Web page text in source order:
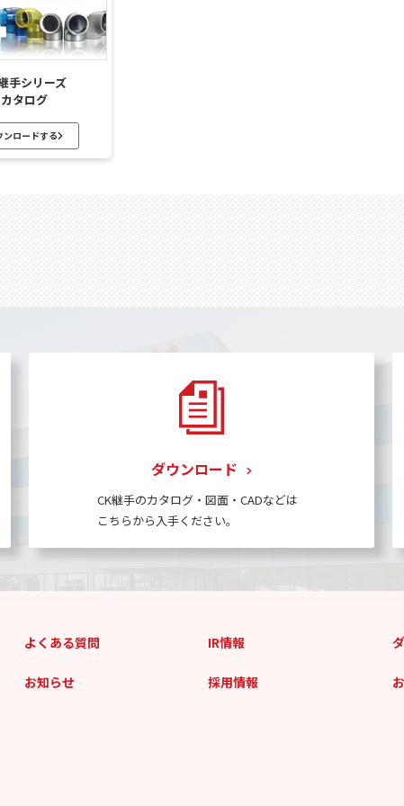
手シリーズ
カタログ
ンロードする
ダウンロード
CK継手のカタログ・図面・CADなどは
こちらから入手ください。
よくある質問
お知らせ
IR情報
採用情報